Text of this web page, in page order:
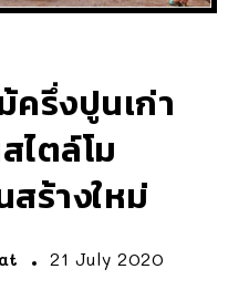
ครึ่งปูนเก่า
ไตล์โม
สร้างใหม่
21 July 2020